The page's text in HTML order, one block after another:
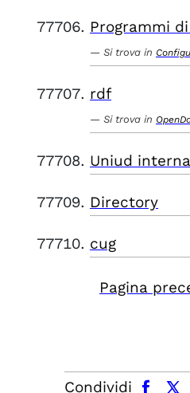
Programmi
Si trova in
rdf
Si trova in
Uniud
Directory
cug
Pagina
Condividi
facebook x.com